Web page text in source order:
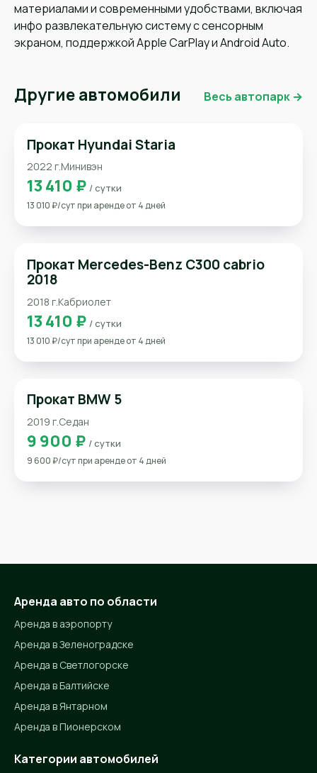
материалами и современными удобствами, включая
инфо развлекательную систему с сенсорным
экраном, поддержкой Apple CarPlay и Android Auto.
Другие автомобили Весь автопарк →
Прокат Hyundai Staria
2022 г.Минивэн
13 410 ₽ / сутки
13 010 ₽/сут при аренде от 4 дней
Прокат Mercedes-Benz C300 cabrio
2018
2018 г. Кабриолет
13 410 ₽ / сутки
13 010 ₽/сут при аренде от 4 дней
Прокат BMW 5
2019 г.Седан
9 900 ₽ / сутки
9 600 ₽/сут при аренде от 4 дней
Аренда авто по области
Аренда в аэропорту
Аренда в Зеленоградске
Аренда в Светлогорске
Аренда в Балтийске
Аренда в Янтарном
Аренда в Пионерском
Категории автомобилей